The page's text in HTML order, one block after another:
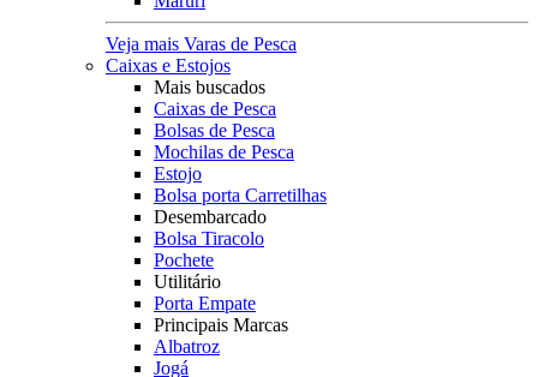
Veja mais Varas de Pesca
Caixas e Estojos
Mais buscados
Caixas de Pesca
Bolsas de Pesca
Mochilas de Pesca
Estojo
Bolsa porta Carretilhas
Desembarcado
Bolsa Tiracolo
Pochete
Utilitário
Porta Empate
Principais Marcas
Albatroz
Jogá